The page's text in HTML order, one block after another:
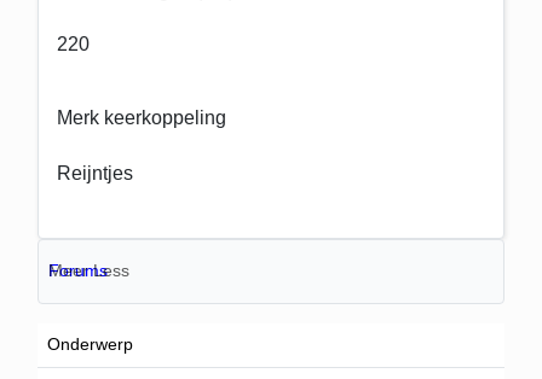
220
Merk keerkoppeling
Reijntjes
Forums
Meer Less
Onderwerp